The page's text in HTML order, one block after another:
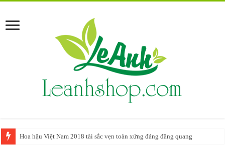
Hoa hậu Việt Nam 2018 tài sắc vẹn toàn xứng đáng đăng quang